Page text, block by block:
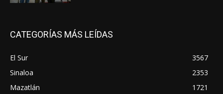
CATEGORÍAS MÁS LEÍDAS
El Sur
3567
Sinaloa
2353
Mazatlán
1721